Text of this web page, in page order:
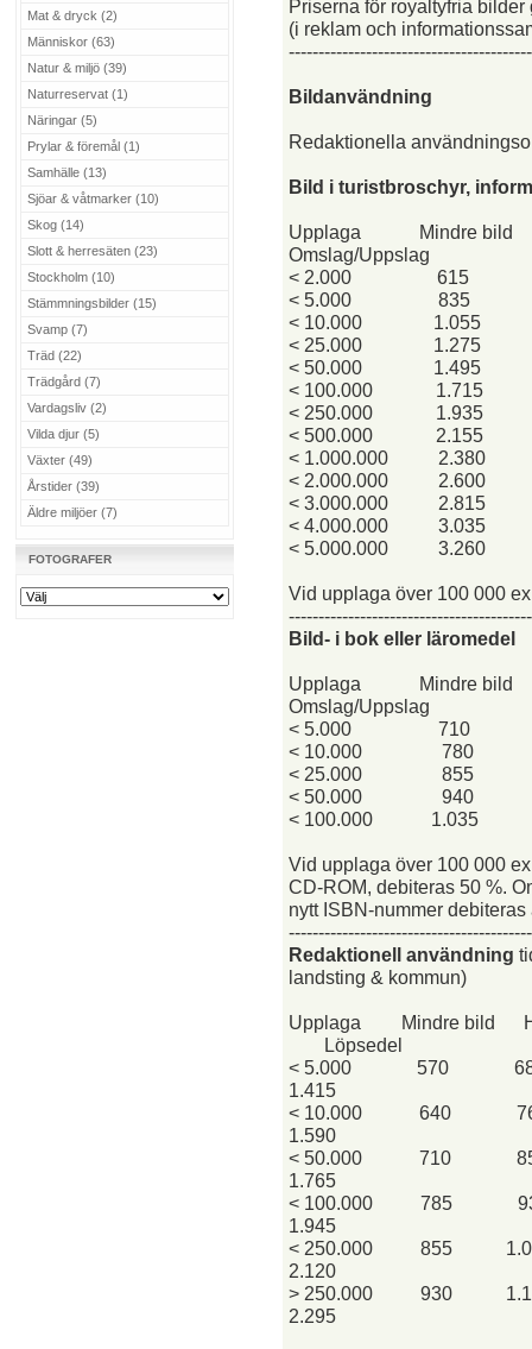
Mat & dryck (2)
Människor (63)
Natur & miljö (39)
Naturreservat (1)
Näringar (5)
Prylar & föremål (1)
Samhälle (13)
Sjöar & våtmarker (10)
Skog (14)
Slott & herresäten (23)
Stockholm (10)
Stämmningsbilder (15)
Svamp (7)
Träd (22)
Trädgård (7)
Vardagsliv (2)
Vilda djur (5)
Växter (49)
Årstider (39)
Äldre miljöer (7)
FOTOGRAFER
Priserna för royaltyfria
(i reklam och
Bildanvändning
Redaktionella
Bild i turistbroschyr,
Upplaga
Mindre bild
Omslag/Uppslag
< 2.000
615
< 5.000
835
< 10.000
1.055
< 25.000
1.275
< 50.000
1.495
< 100.000
1.715
< 250.000
1.935
< 500.000
2.155
< 1.000.000
2.380
< 2.000.000
2.600
< 3.000.000
2.815
< 4.000.000
3.035
< 5.000.000
3.260
Vid upplaga över 100 000
Bild- i bok eller läromedel
Upplaga
Mindre bild
Omslag/Uppslag
< 5.000
710
< 10.000
780
< 25.000
855
< 50.000
940
< 100.000
1.035
Vid upplaga över 100 000
CD-ROM, debiteras 50 %.
nytt ISBN-nummer
Redaktionell användning
landsting & kommun)
Upplaga Mindre bild
Löpsedel
< 5.000
570
1.415
< 10.000
640
1.590
< 50.000
710
1.765
< 100.000
785
1.945
< 250.000
855
2.120
> 250.000
930
2.295